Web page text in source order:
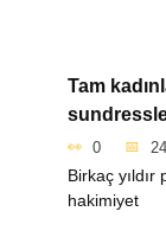
Tam
0
Birkaç
hakimiyet